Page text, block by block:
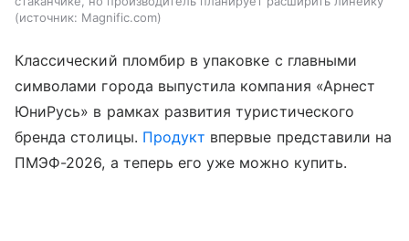
источник: Magnific.com
Классический пломбир в упаковке с главными
символами города выпустила компания «Арнест
ЮниРусь» в рамках развития туристического
бренда столицы. Продукт впервые представили на
ПМЭФ-2026, а теперь его уже можно купить.